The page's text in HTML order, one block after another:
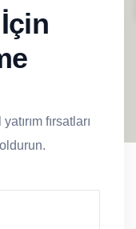
fırsatları